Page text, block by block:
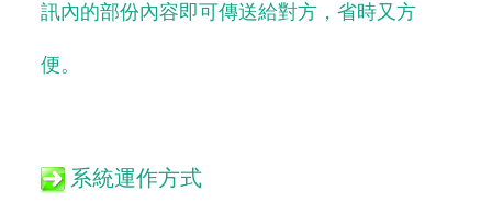
訊內的部份內容即可傳送給對方，省時又方
便。
系統運作方式